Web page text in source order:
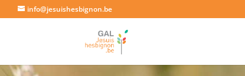
info@jesuishesbignon.be